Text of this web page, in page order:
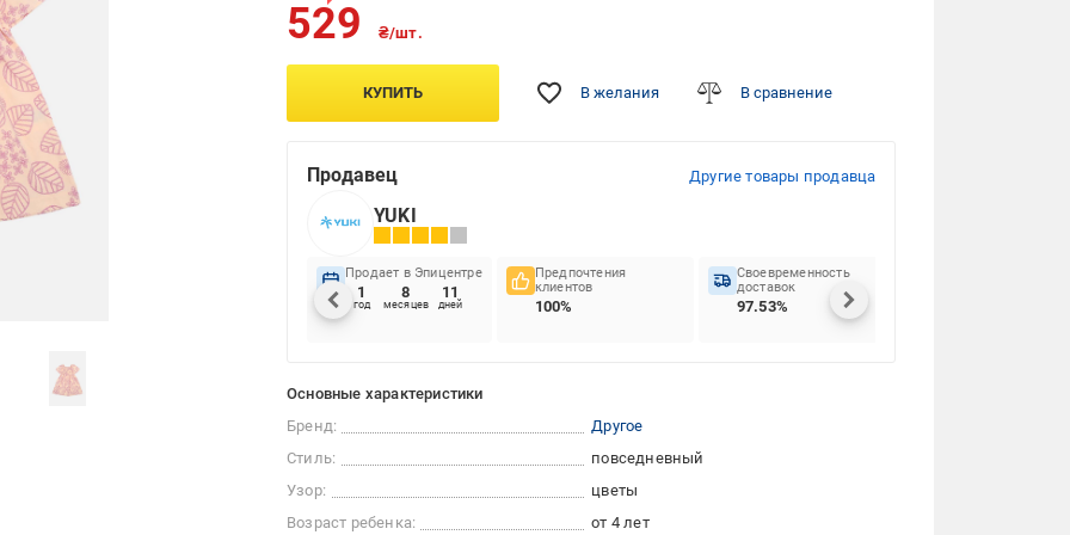
529 ₴/шт.
КУПИТЬ В желания В сравнение
Продавец Другие товары продавца
YUKI
Продает в Эпицентре
1
год
8
месяцев
11
дней
Предпочтения
клиентов
100%
Своевременность
доставок
97.53%
Основные характеристики
Бренд:
Другое
Стиль:
повседневный
Узор:
цветы
Возраст ребенка:
от 4 лет